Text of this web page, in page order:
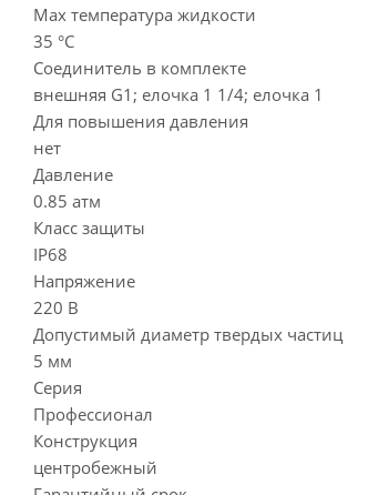
Мах температура жидкости
35 °С
Соединитель в комплекте
внешняя G1; елочка 1 1/4; елочка 1
Для повышения давления
нет
Давление
0.85 атм
Класс защиты
IP68
Напряжение
220 В
Допустимый диаметр твердых частиц
5 мм
Серия
Профессионал
Конструкция
центробежный